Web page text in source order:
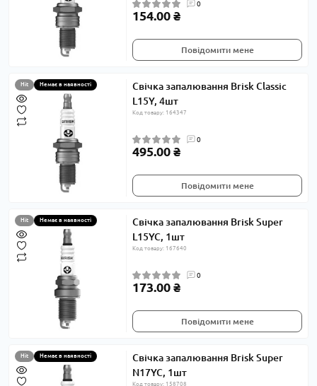
0
154.00 ₴
Повідомити мене
Hit Немає в наявності
Свічка запалювання Brisk Classic
L15Y, 4шт
Код товару: 164347
0
495.00 ₴
Повідомити мене
Hit Немає в наявності
Свічка запалювання Brisk Super
L15YC, 1шт
Код товару: 167640
0
173.00 ₴
Повідомити мене
Hit Немає в наявності
Свічка запалювання Brisk Super
N17YC, 1шт
Код товару: 158708